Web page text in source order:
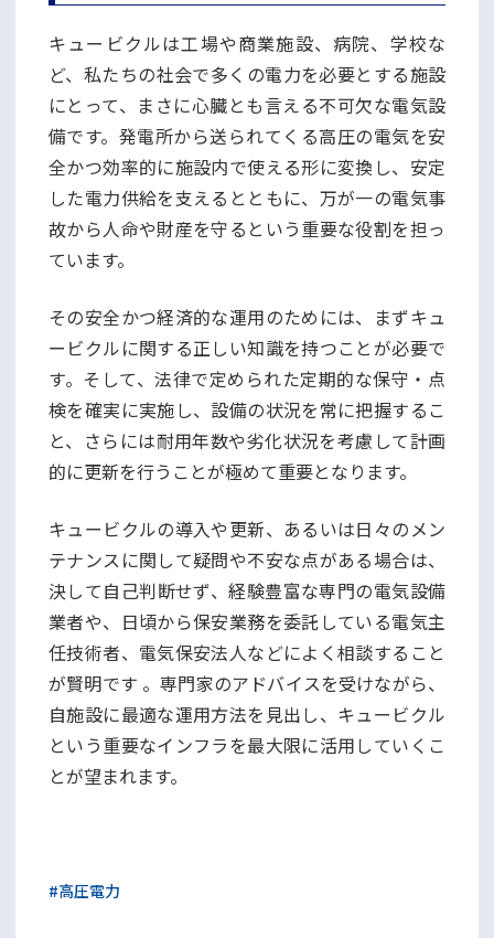
キュービクルは工場や商業施設、病院、学校な
ど、私たちの社会で多くの電力を必要とする施設
にとって、まさに心臓とも言える不可欠な電気設
備です。発電所から送られてくる高圧の電気を安
全かつ効率的に施設内で使える形に変換し、安定
した電力供給を支えるとともに、万が一の電気事
故から人命や財産を守るという重要な役割を担っ
ています。
その安全かつ経済的な運用のためには、まずキュ
ービクルに関する正しい知識を持つことが必要で
す。そして、法律で定められた定期的な保守・点
検を確実に実施し、設備の状況を常に把握するこ
と、さらには耐用年数や劣化状況を考慮して計画
的に更新を行うことが極めて重要となります。
キュービクルの導入や更新、あるいは日々のメン
テナンスに関して疑問や不安な点がある場合は、
決して自己判断せず、経験豊富な専門の電気設備
業者や、日頃から保安業務を委託している電気主
任技術者、電気保安法人などによく相談すること
が賢明です 。専門家のアドバイスを受けながら、
自施設に最適な運用方法を見出し、キュービクル
という重要なインフラを最大限に活用していくこ
とが望まれます。
#高圧電力